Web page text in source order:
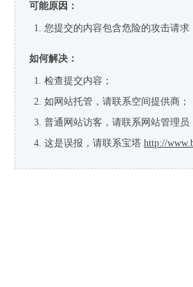
可能原因：
您提交的内容包含危险的攻击请求
如何解决：
检查提交内容；
如网站托管，请联系空间提供商；
普通网站访客，请联系网站管理员
这是误报，请联系宝塔 http://